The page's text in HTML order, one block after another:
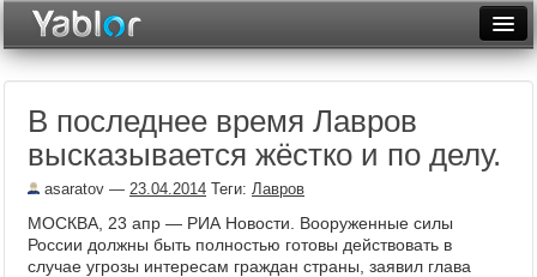
Неделя
Месяц
Рейтинги
Архив
В последнее время Лавров
высказывается жёстко и по делу.
asaratov — 23.04.2014 Теги: Лавров
МОСКВА, 23 апр — РИА Новости.
Вооруженные силы
России должны быть полностью готовы действовать в
случае угрозы интересам граждан страны, заявил глава